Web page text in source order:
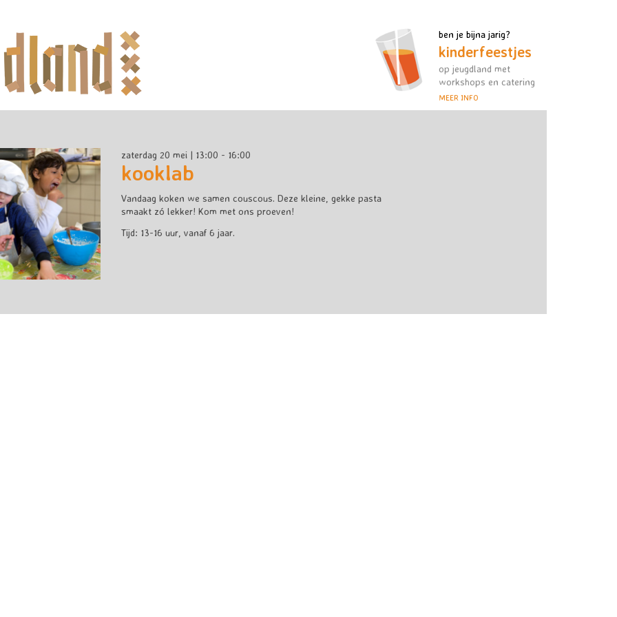
ben je bijna jarig?
kinderfeestjes
op jeugdland met
workshops en catering
MEER INFO
zaterdag 20 mei | 13:00 - 16:00
kooklab
Vandaag koken we samen couscous. Deze kleine, gekke pasta
smaakt zó lekker! Kom met ons proeven!
Tijd: 13-16 uur, vanaf 6 jaar.